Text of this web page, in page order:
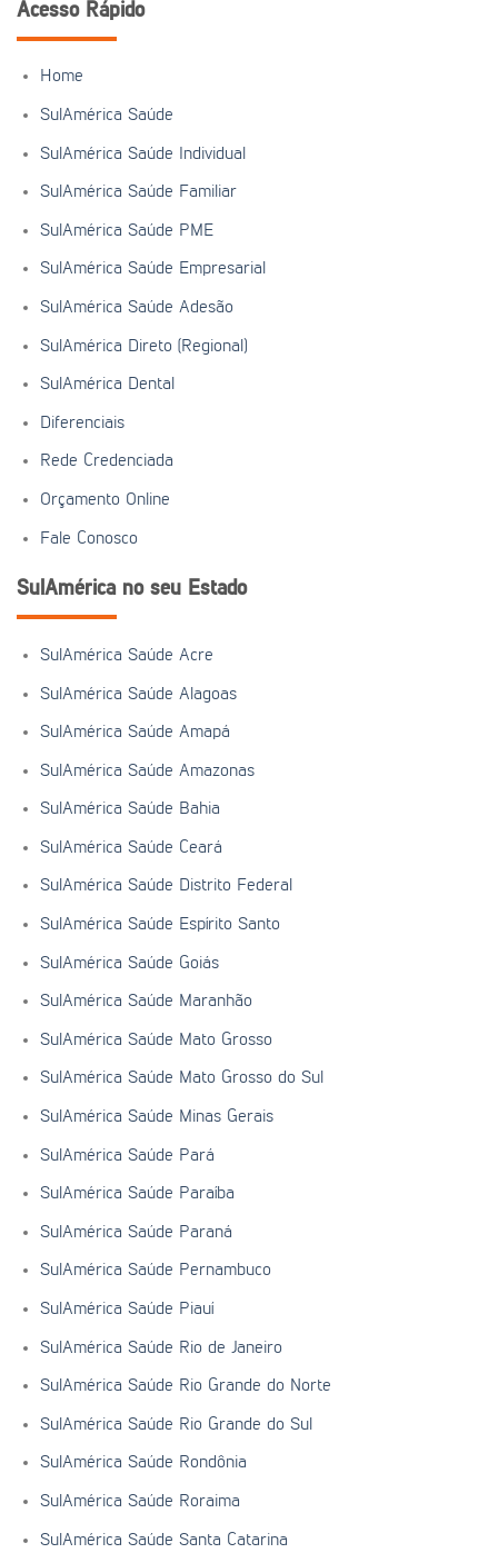
Acesso Rápido
Home
SulAmérica Saúde
SulAmérica Saúde Individual
SulAmérica Saúde Familiar
SulAmérica Saúde PME
SulAmérica Saúde Empresarial
SulAmérica Saúde Adesão
SulAmérica Direto (Regional)
SulAmérica Dental
Diferenciais
Rede Credenciada
Orçamento Online
Fale Conosco
SulAmérica no seu Estado
SulAmérica Saúde Acre
SulAmérica Saúde Alagoas
SulAmérica Saúde Amapá
SulAmérica Saúde Amazonas
SulAmérica Saúde Bahia
SulAmérica Saúde Ceará
SulAmérica Saúde Distrito Federal
SulAmérica Saúde Espírito Santo
SulAmérica Saúde Goiás
SulAmérica Saúde Maranhão
SulAmérica Saúde Mato Grosso
SulAmérica Saúde Mato Grosso do Sul
SulAmérica Saúde Minas Gerais
SulAmérica Saúde Pará
SulAmérica Saúde Paraíba
SulAmérica Saúde Paraná
SulAmérica Saúde Pernambuco
SulAmérica Saúde Piauí
SulAmérica Saúde Rio de Janeiro
SulAmérica Saúde Rio Grande do Norte
SulAmérica Saúde Rio Grande do Sul
SulAmérica Saúde Rondônia
SulAmérica Saúde Roraima
SulAmérica Saúde Santa Catarina